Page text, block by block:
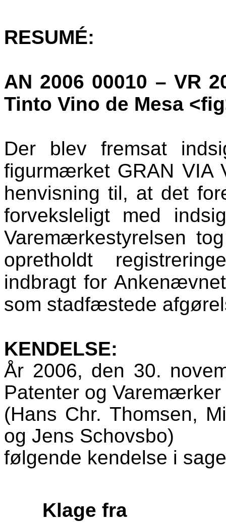
RESUMÉ:
AN 2006 00010 – VR
Tinto Vino de Mesa <fig
Der blev fremsat
figurmærket GRAN VIA
henvisning til, at det
forveksleligt med
Varemærkestyrelsen
opretholdt
indbragt for
som stadfæstede
KENDELSE:
År 2006, den 30.
Patenter og Varemærker
(Hans Chr. Thomsen,
og Jens Schovsbo)
følgende kendelse i
Klage fra